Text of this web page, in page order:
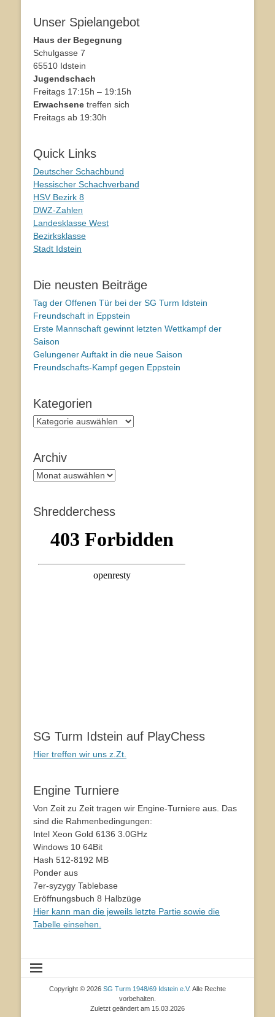
Unser Spielangebot
Haus der Begegnung
Schulgasse 7
65510 Idstein
Jugendschach
Freitags 17:15h – 19:15h
Erwachsene treffen sich
Freitags ab 19:30h
Quick Links
Deutscher Schachbund
Hessischer Schachverband
HSV Bezirk 8
DWZ-Zahlen
Landesklasse West
Bezirksklasse
Stadt Idstein
Die neusten Beiträge
Tag der Offenen Tür bei der SG Turm Idstein
Freundschaft in Eppstein
Erste Mannschaft gewinnt letzten Wettkampf der
Saison
Gelungener Auftakt in die neue Saison
Freundschafts-Kampf gegen Eppstein
Kategorien
Kategorien
Archiv
Archiv
Shredderchess
SG Turm Idstein auf PlayChess
Hier treffen wir uns z.Zt.
Engine Turniere
Von Zeit zu Zeit tragen wir Engine-Turniere aus. Das
sind die Rahmenbedingungen:
Intel Xeon Gold 6136 3.0GHz
Windows 10 64Bit
Hash 512-8192 MB
Ponder aus
7er-syzygy Tablebase
Eröffnungsbuch 8 Halbzüge
Hier kann man die jeweils letzte Partie sowie die
Tabelle einsehen.
Copyright © 2026 SG Turm 1948/69 Idstein e.V. Alle Rechte
vorbehalten.
Zuletzt geändert am 15.03.2026